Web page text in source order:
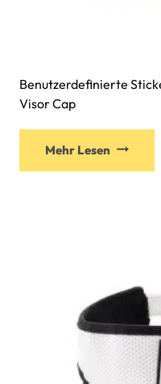
Benutzerdefinierte
Visor Cap
Mehr Lesen